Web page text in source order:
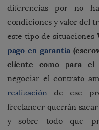
diferencias por no
condiciones y valor del
este tipo de situaciones
pago en garantía
cliente como para el
negociar el contrato
realización de ese
freelancer querrán
y sobre todo que